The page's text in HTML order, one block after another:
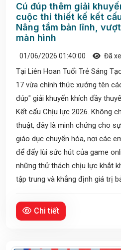
Cú đúp thêm giải
cuộc thi thiết kế kết
Nâng tầm bản lĩnh,
màn hình
01/06/2026 01:40:00 Đã
Tại Liên Hoan Tuổi Trẻ Sáng
17 vừa chính thức xướng tên
đúp" giải khuyến khích đầy
Kết cấu Chịu lực 2026. Không
thuật, đây là minh chứng cho
giáo dục chuyển hóa, nơi các
để đẩy lùi sức hút của game
những thử thách chịu lực khắt
tập trung và khẳng định giá trị
Chi tiết